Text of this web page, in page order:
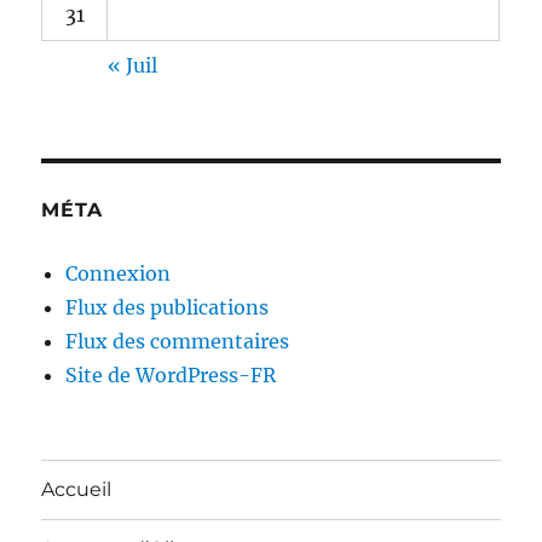
31
« Juil
MÉTA
Connexion
Flux des publications
Flux des commentaires
Site de WordPress-FR
Accueil